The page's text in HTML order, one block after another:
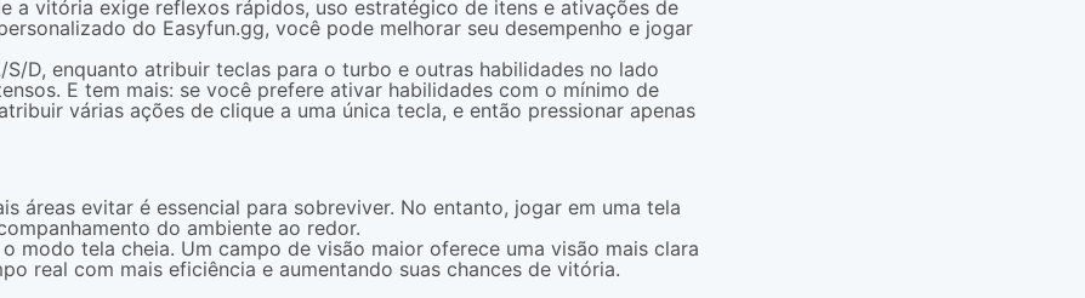
a vitória exige reflexos rápidos, uso estratégico de itens e ativações de
do Easyfun.gg, você pode melhorar seu desempenho e jogar
D, enquanto atribuir teclas para o turbo e outras habilidades no lado
E tem mais: se você prefere ativar habilidades com o mínimo de
várias ações de clique a uma única tecla, e então pressionar apenas
áreas evitar é essencial para sobreviver. No entanto, jogar em uma tela
do ambiente ao redor.
modo tela cheia. Um campo de visão maior oferece uma visão mais clara
real com mais eficiência e aumentando suas chances de vitória.